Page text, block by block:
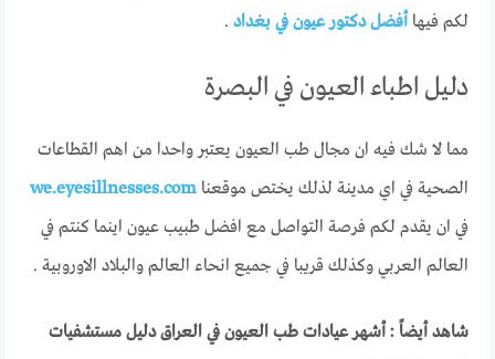
لكم فيهاأفضل دكتور عيون في بغداد .
دليل اطباء العيون في البصرة
مما لا شك فيه ان مجال طب العيون يعتبر واحدا من اهم القطاعات
الصحية في اي مدينة لذلك يختص موقعناwe.eyesillnesses.com
في ان يقدم لكم فرصة التواصل مع افضل طبيب عيون اينما كنتم في
العالم العربي وكذلك قريبا في جميع انحاء العالم والبلاد الاوروبية .
شاهد أيضاً : أشهر عيادات طب العيون في العراق دليل مستشفيات